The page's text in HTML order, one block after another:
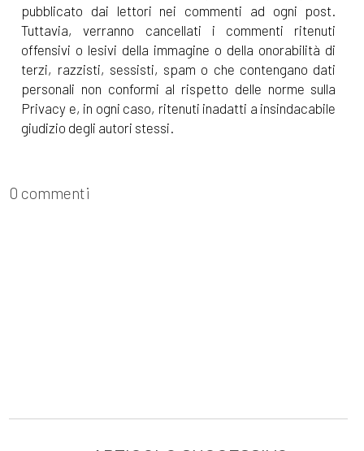
pubblicato dai lettori nei commenti ad ogni post.
Tuttavia, verranno cancellati i commenti ritenuti
offensivi o lesivi della immagine o della onorabilità di
terzi, razzisti, sessisti, spam o che contengano dati
personali non conformi al rispetto delle norme sulla
Privacy e, in ogni caso, ritenuti inadatti a insindacabile
giudizio degli autori stessi.
0 commenti